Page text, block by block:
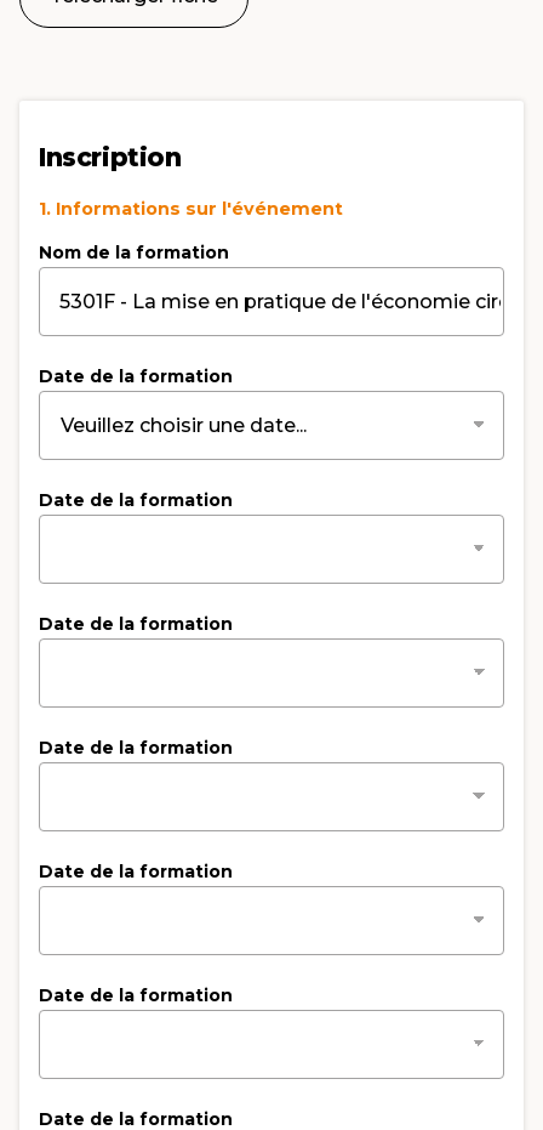
Inscription
1. Informations sur l'événement
Nom de la formation
Date de la formation
Date de la formation
Date de la formation
Date de la formation
Date de la formation
Date de la formation
Date de la formation